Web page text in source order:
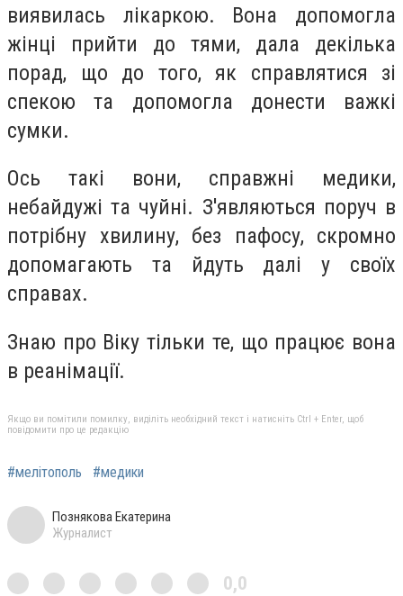
виявилась лікаркою. Вона допомогла
жінці прийти до тями, дала декілька
порад, що до того, як справлятися зі
спекою та допомогла донести важкі
сумки.
Ось такі вони, справжні медики,
небайдужі та чуйні. З'являються поруч в
потрібну хвилину, без пафосу, скромно
допомагають та йдуть далі у своїх
справах.
Знаю про Віку тільки те, що працює вона
в реанімації.
Якщо ви помітили помилку, виділіть необхідний текст і натисніть Ctrl + Enter, щоб
повідомити про це редакцію
#мелітополь #медики
Познякова Екатерина
Журналист
0,0